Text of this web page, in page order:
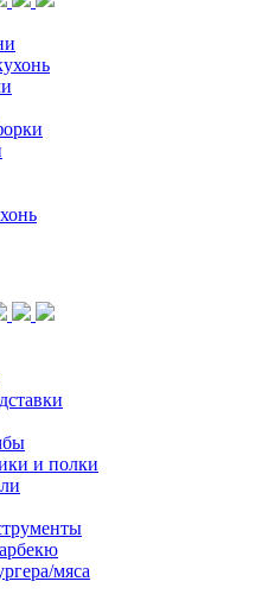
и полки
мяса